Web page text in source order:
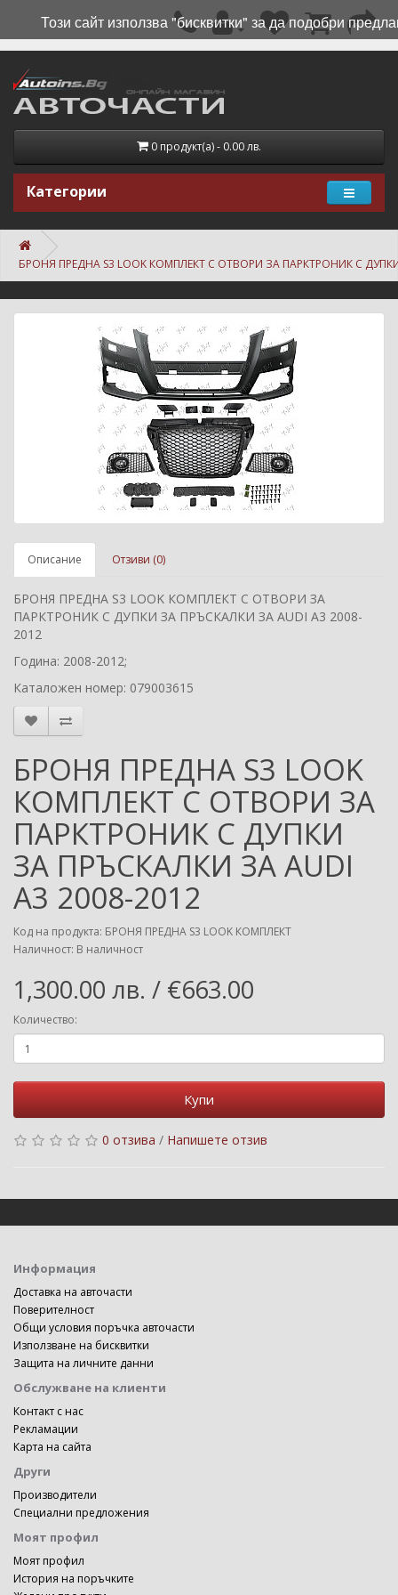
0 продукт(а) - 0.00 лв.
Категории
БРОНЯ ПРЕДНА S3 LOOK КОМПЛЕКТ С ОТВОРИ ЗА ПАРКТРОНИК С
Описание Отзиви (0)
БРОНЯ ПРЕДНА S3 LOOK КОМПЛЕКТ С ОТВОРИ ЗА
ПАРКТРОНИК С ДУПКИ ЗА ПРЪСКАЛКИ ЗА AUDI A3 2008-
2012
Година: 2008-2012;
Каталожен номер: 079003615
БРОНЯ ПРЕДНА S3 LOOK
КОМПЛЕКТ С ОТВОРИ ЗА
ПАРКТРОНИК С ДУПКИ
ЗА ПРЪСКАЛКИ ЗА AUDI
A3 2008-2012
Код на продукта: БРОНЯ ПРЕДНА S3 LOOK КОМПЛЕКТ
Наличност: В наличност
1,300.00 лв. / €663.00
Количество:
Купи
0 отзива / Напишете отзив
Информация
Доставка на авточасти
Поверителност
Общи условия поръчка авточасти
Използване на бисквитки
Защита на личните данни
Обслужване на клиенти
Контакт с нас
Рекламации
Карта на сайта
Други
Производители
Специални предложения
Моят профил
Моят профил
История на поръчките
Този сайт използва "бисквитки" за да подобри